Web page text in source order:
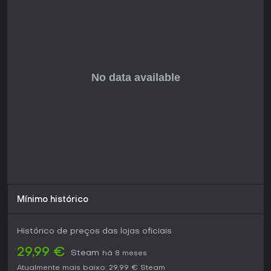
Mínimo histórico
Histórico de preços das lojas oficiais
29,99 € Steam
há 8 meses
Atualmente mais baixo: 29,99 € Steam